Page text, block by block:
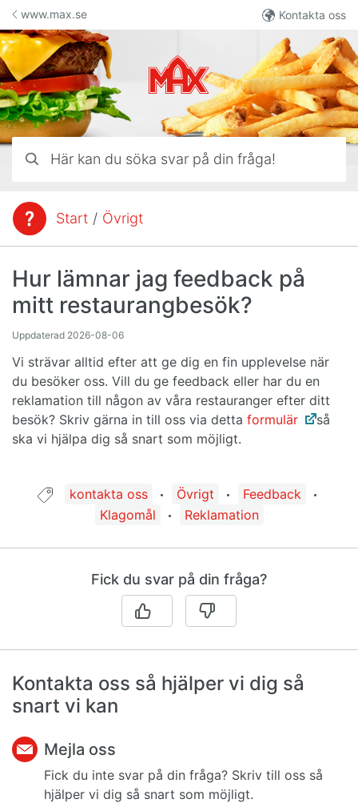
Hoppa till innehåll
Här kan du söka svar på din fråga!
www.max.se Kontakta oss
Du är här:Start / Övrigt
Hur lämnar jag feedback på
mitt restaurangbesök?
Uppdaterad 2026-08-06
Vi strävar alltid efter att ge dig en fin upplevelse när
du besöker oss. Vill du ge feedback eller har du en
reklamation till någon av våra restauranger efter ditt
besök? Skriv gärna in till oss via detta formulär
så
ska vi hjälpa dig så snart som möjligt.
Guide taggad med:
kontakta oss Övrigt
Feedback
Klagomål
Reklamation
Fick du svar på din fråga?
Kontakta oss så hjälper vi dig så
snart vi kan
Mejla oss
Fick du inte svar på din fråga? Skriv till oss så
hjälper vi dig så snart som möjligt.